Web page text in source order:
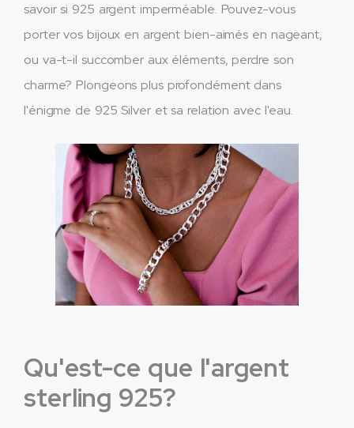
savoir si 925 argent imperméable. Pouvez-vous
porter vos bijoux en argent bien-aimés en nageant,
ou va-t-il succomber aux éléments, perdre son
charme? Plongeons plus profondément dans
l'énigme de 925 Silver et sa relation avec l'eau.
Qu'est-ce que l'argent
sterling 925?